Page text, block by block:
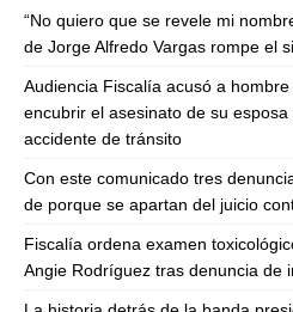
“No quiero que se revele mi
de Jorge Alfredo Vargas rompe el
Audiencia Fiscalía acusó a
encubrir el asesinato de su
accidente de tránsito
Con este comunicado tres
de porque se apartan del juicio
Fiscalía ordena examen
Angie Rodríguez tras denuncia de